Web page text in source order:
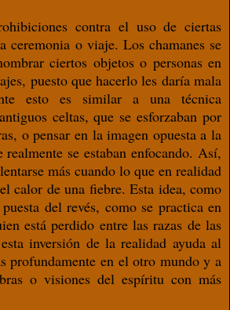
contra el uso de ciertas
ceremonia o viaje. Los chamanes se
ciertos objetos o personas en
puesto que hacerlo les daría mala
esto es similar a una técnica
celtas, que se esforzaban por
o pensar en la imagen opuesta a la
se estaban enfocando. Así,
más cuando lo que en realidad
calor de una fiebre. Esta idea, como
del revés, como se practica en
está perdido entre las razas de las
inversión de la realidad ayuda al
profundamente en el otro mundo y a
o visiones del espíritu con más